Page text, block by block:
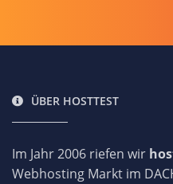
ÜBER HOSTTEST
Im Jahr 2006 riefen wir
Webhosting Markt im